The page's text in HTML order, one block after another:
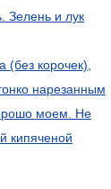
Зелень и лук
(без корочек),
нарезанным
моем. Не
кипяченой